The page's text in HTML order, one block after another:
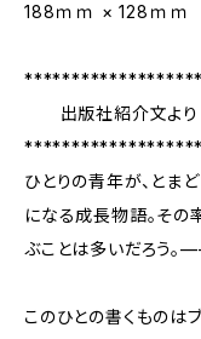
188ｍｍ × 128ｍｍ
出版社紹介文より
ひとりの青年が、とま
になる成長物語。その
ぶことは多いだろう
このひとの書くものは